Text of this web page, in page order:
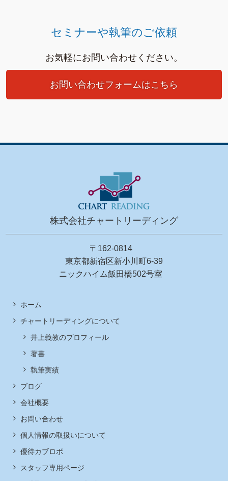
セミナーや執筆のご依頼
お気軽にお問い合わせください。
お問い合わせフォームはこちら
株式会社チャートリーディング
〒162-0814
東京都新宿区新小川町6-39
ニックハイム飯田橋502号室
ホーム
チャートリーディングについて
井上義教のプロフィール
著書
執筆実績
ブログ
会社概要
お問い合わせ
個人情報の取扱いについて
優待カブロボ
スタッフ専用ページ